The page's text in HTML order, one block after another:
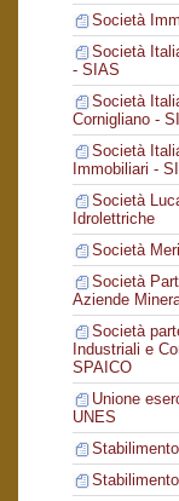
Società
Società
- SIAS
Società
Cornigliano -
Società
Immobiliari -
Società
Idrolettriche
Società
Società
Aziende
Società
Industriali e
SPAICO
Unione
UNES